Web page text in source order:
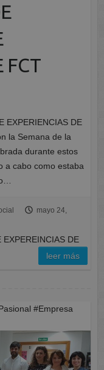
FCT
EXPERIENCIAS DE
la Semana de la
durante estos
a cabo como estaba
mayo 24,
DE
leer más
#Empresa